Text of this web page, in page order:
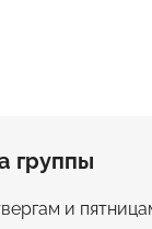
группы
и